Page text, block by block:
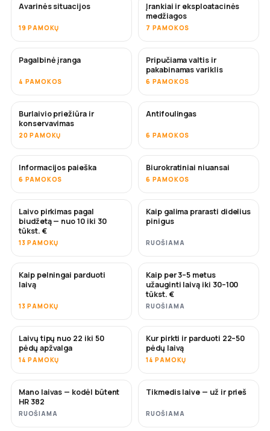
Avarinės situacijos
19 PAMOKŲ
Įrankiai ir eksploatacinės
medžiagos
7 PAMOKOS
Pagalbinė įranga
4 PAMOKOS
Pripučiama valtis ir
pakabinamas variklis
6 PAMOKOS
Burlaivio priežiūra ir
konservavimas
20 PAMOKŲ
NETRUKUS
Antifoulingas
6 PAMOKOS
Informacijos paieška
6 PAMOKOS
Biurokratiniai niuansai
6 PAMOKOS
NETRUKUS
Laivo pirkimas pagal
biudžetą — nuo 10 iki 30
tūkst. €
13 PAMOKŲ
NETRUKUS
Kaip galima prarasti didelius
pinigus
RUOŠIAMA
NAUJA
Kaip pelningai parduoti
laivą
13 PAMOKŲ
NAUJA
Kaip per 3–5 metus
užauginti laivą iki 30–100
tūkst. €
RUOŠIAMA
NETRUKUS
Laivų tipų nuo 22 iki 50
pėdų apžvalga
14 PAMOKŲ
NETRUKUS
Kur pirkti ir parduoti 22–50
pėdų laivą
14 PAMOKŲ
NETRUKUS
Mano laivas — kodėl būtent
HR 382
RUOŠIAMA
NETRUKUS
Tikmedis laive — už ir prieš
RUOŠIAMA